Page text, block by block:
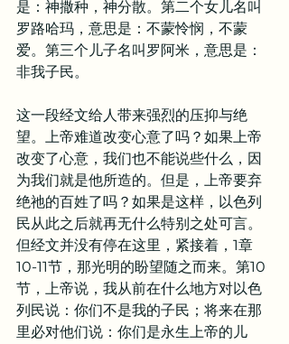
是：神撒种，神分散。第二个女儿名叫
罗路哈玛，意思是：不蒙怜悯，不蒙
爱。第三个儿子名叫罗阿米，意思是：
非我子民。
这一段经文给人带来强烈的压抑与绝
望。上帝难道改变心意了吗？如果上帝
改变了心意，我们也不能说些什么，因
为我们就是他所造的。但是，上帝要弃
绝祂的百姓了吗？如果是这样，以色列
民从此之后就再无什么特别之处可言。
但经文并没有停在这里，紧接着，1章
10-11节，那光明的盼望随之而来。第10
节，上帝说，我从前在什么地方对以色
列民说：你们不是我的子民；将来在那
里必对他们说：你们是永生上帝的儿